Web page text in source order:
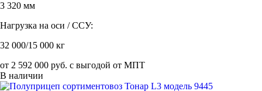
3 320 мм
Нагрузка на оси / ССУ:
32 000/15 000 кг
от 2 592 000 руб. с выгодой от МПТ
В наличии